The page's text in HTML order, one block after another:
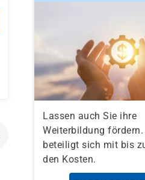
Lassen auch Sie ihre
Weiterbildung
beteiligt sich mit bis
den Kosten.